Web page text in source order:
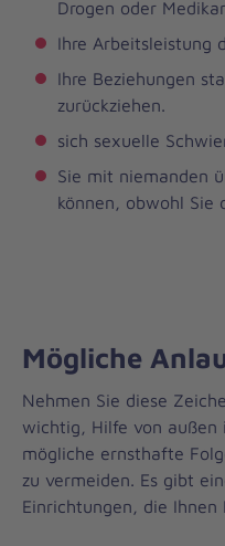
Drogen oder
Ihre Arbeitsleistung
Ihre Beziehungen
zurückziehen.
sich sexuelle
Sie mit niemanden
können, obwohl Sie
Mögliche
Nehmen Sie diese
wichtig, Hilfe von außen
mögliche ernsthafte
zu vermeiden. Es gibt
Einrichtungen, die Ihnen